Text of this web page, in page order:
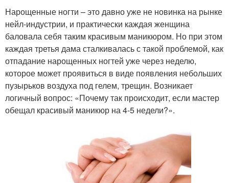
Нарощенные ногти – это давно уже не новинка на рынке
нейл-индустрии, и практически каждая женщина
баловала себя таким красивым маникюром. Но при этом
каждая третья дама сталкивалась с такой проблемой, как
отпадание нарощенных ногтей уже через неделю,
которое может проявиться в виде появления небольших
пузырьков воздуха под гелем, трещин. Возникает
логичный вопрос: «Почему так происходит, если мастер
обещал красивый маникюр на 4-5 недели?».